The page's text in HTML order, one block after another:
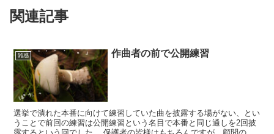
関連記事
雑感 作曲者の前で公開練習
選挙で潰れた本番に向けて練習していた曲を披露する場がない、とい
うことで前回の練習は公開練習という名目で本番と同じ通しを2回披